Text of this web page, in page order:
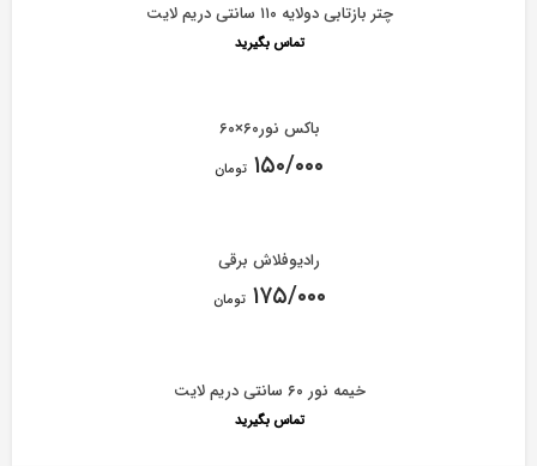
چتر بازتابی دولایه ۱۱۰ سانتی دریم لایت
تماس بگیرید
باکس نور۶۰×۶۰
۱۵۰/۰۰۰ تومان
رادیوفلاش برقی
۱۷۵/۰۰۰ تومان
خیمه نور ۶۰ سانتی دریم لایت
تماس بگیرید